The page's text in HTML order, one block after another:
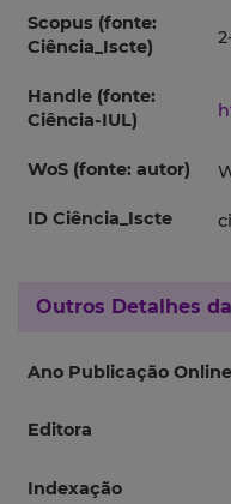
Scopus (fonte:
Ciência_Iscte)
Handle (fonte:
Ciência-IUL)
WoS (fonte: autor)
ID Ciência_Iscte
Outros Detalhes
Ano Publicação Online
Editora
Indexação